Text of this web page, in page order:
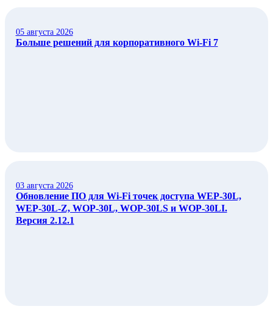
05 августа 2026
Больше решений для корпоративного Wi‑Fi 7
03 августа 2026
Обновление ПО для Wi-Fi точек доступа WEP-30L,
WEP-30L-Z, WOP-30L, WOP-30LS и WOP-30LI.
Версия 2.12.1